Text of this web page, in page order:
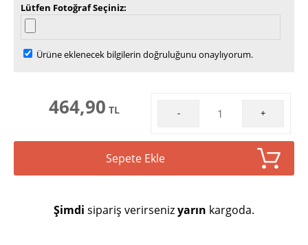
Lütfen Fotoğraf Seçiniz
Ürüne eklenecek bilgilerin doğruluğunu onaylıyorum.
464,90 TL - +
Sepete Ekle
Şimdi sipariş verirsenizyarın kargoda.